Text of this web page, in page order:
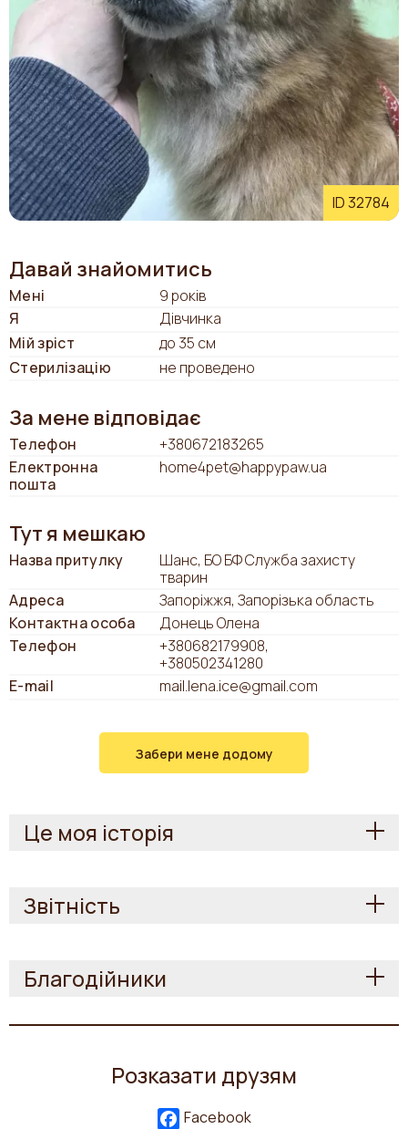
ID 32784
Давай знайомитись
Мені
9 років
Я
Дівчинка
Мій зріст
до 35 см
Стерилізацію
не проведено
За мене відповідає
Телефон
+380672183265
Електронна
пошта
home4pet@happypaw.ua
Тут я мешкаю
Назва притулку
Шанс, БО БФ Служба захисту
тварин
Адреса
Запоріжжя, Запорізька область
Контактна особа
Донець Олена
Телефон
+380682179908
+380502341280
E-mail
mail.lena.ice@gmail.com
Забери мене додому
Це моя історія
Звітність
Благодійники
Розказати друзям
Facebook